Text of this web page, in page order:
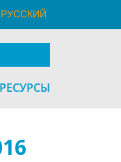
РУССКИЙ
РЕСУРСЫ